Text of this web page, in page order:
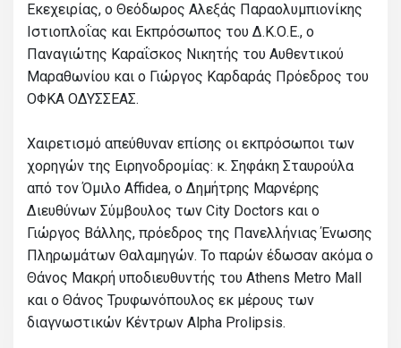
Εκεχειρίας, ο Θεόδωρος Αλεξάς Παραολυμπιονίκης
Ιστιοπλοΐας και Εκπρόσωπος του Δ.Κ.Ο.Ε., ο
Παναγιώτης Καραΐσκος Νικητής του Αυθεντικού
Μαραθωνίου και ο Γιώργος Καρδαράς Πρόεδρος του
ΟΦΚΑ ΟΔΥΣΣΕΑΣ.
Χαιρετισμό απεύθυναν επίσης οι εκπρόσωποι των
χορηγών της Ειρηνοδρομίας: κ. Σηφάκη Σταυρούλα
από τον Όμιλο Affidea, ο Δημήτρης Μαρνέρης
Διευθύνων Σύμβουλος των City Doctors και ο
Γιώργος Βάλλης, πρόεδρος της Πανελλήνιας Ένωσης
Πληρωμάτων Θαλαμηγών. Το παρών έδωσαν ακόμα ο
Θάνος Μακρή υποδιευθυντής του Athens Metro Mall
και ο Θάνος Τρυφωνόπουλος εκ μέρους των
διαγνωστικών Κέντρων Alpha Prolipsis.